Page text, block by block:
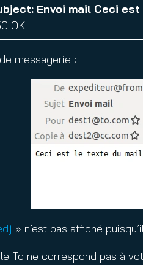
Envoi mail Ceci
OK
messagerie :
» n’est pas affiché
To ne correspond pas à